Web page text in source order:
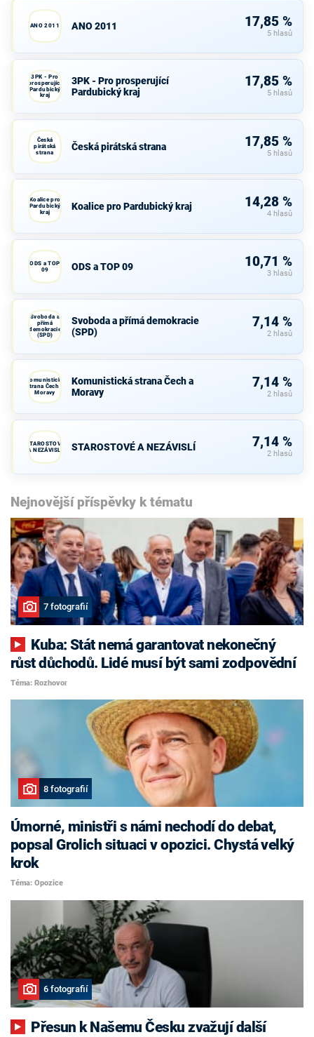
ANO 2011 ANO 2011 17,85 %
5 hlasů
3PK - Pro
prosperující
Pardubický
kraj
3PK - Pro prosperující
Pardubický kraj
17,85 %
5 hlasů
Česká
pirátská
strana
Česká pirátská strana 17,85 %
5 hlasů
Koalice pro
Pardubický
kraj
Koalice pro Pardubický kraj 14,28 %
4 hlasů
ODS a TOP
09
ODS a TOP 09 10,71 %
3 hlasů
Svoboda a
přímá
demokracie
(SPD)
Svoboda a přímá demokracie
(SPD)
7,14 %
2 hlasů
Komunistická
strana Čech a
Moravy
Komunistická strana Čech a
Moravy
7,14 %
2 hlasů
STAROSTOVÉ
A NEZÁVISLÍ
STAROSTOVÉ A NEZÁVISLÍ 7,14 %
2 hlasů
Nejnovější příspěvky k tématu
7 fotografií
růst důchodů. Lidé musí být sami zodpovědní
Téma: Rozhovor
8 fotografií
Úmorné, ministři s námi nechodí do debat,
popsal Grolich situaci v opozici. Chystá velký
krok
Téma: Opozice
6 fotografií